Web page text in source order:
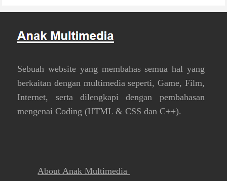
Sebuah website yang membahas semua hal yang
berkaitan dengan multimedia seperti, Game, Film,
Internet, serta dilengkapi dengan pembahasan
mengenai Coding (HTML & CSS dan C++).
About Anak Multimedia